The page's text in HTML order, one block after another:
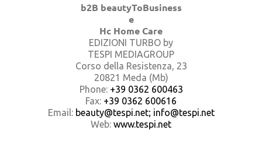
b2B beautyToBusiness
e
Hc Home Care
EDIZIONI TURBO by
TESPI MEDIAGROUP
Corso della Resistenza, 23
20821 Meda (Mb)
Phone: +39 0362 600463
Fax: +39 0362 600616
Email: beauty@tespi.net; info@tespi.net
Web: www.tespi.net